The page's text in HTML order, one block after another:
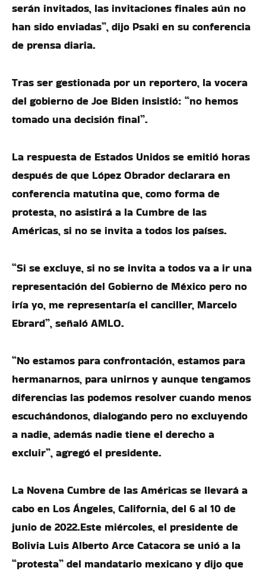
serán invitados, las invitaciones finales aún no
han sido enviadas”, dijo Psaki en su conferencia
de prensa diaria.
Tras ser gestionada por un reportero, la vocera
del gobierno de Joe Biden insistió: “no hemos
tomado una decisión final”.
La respuesta de Estados Unidos se emitió horas
después de que López Obrador declarara en
conferencia matutina que, como forma de
protesta, no asistirá a la Cumbre de las
Américas, si no se invita a todos los países.
“Si se excluye, si no se invita a todos va a ir una
representación del Gobierno de México pero no
iría yo, me representaría el canciller, Marcelo
Ebrard”, señaló AMLO.
“No estamos para confrontación, estamos para
hermanarnos, para unirnos y aunque tengamos
diferencias las podemos resolver cuando menos
escuchándonos, dialogando pero no excluyendo
a nadie, además nadie tiene el derecho a
excluir”, agregó el presidente.
La Novena Cumbre de las Américas se llevará a
cabo en Los Ángeles, California, del 6 al 10 de
junio de 2022.Este miércoles, el presidente de
Bolivia Luis Alberto Arce Catacora se unió a la
“protesta” del mandatario mexicano y dijo que